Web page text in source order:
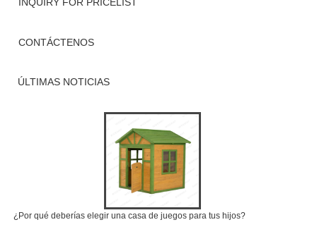
CONTÁCTENOS
ÚLTIMAS NOTICIAS
¿Por qué deberías elegir una casa de juegos para tus hijos?